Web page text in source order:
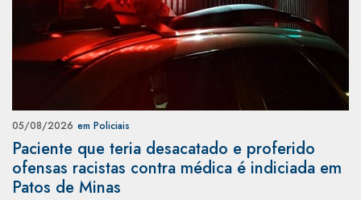
05/08/2026 em Policiais
Paciente que teria desacatado e proferido
ofensas racistas contra médica é indiciada em
Patos de Minas